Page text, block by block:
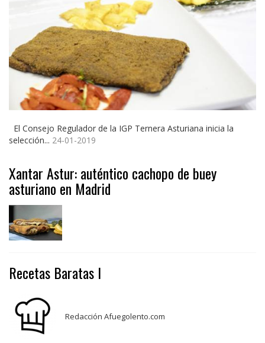
El Consejo Regulador de la IGP Ternera Asturiana inicia la
selección... 24-01-2019
Xantar Astur: auténtico cachopo de buey
asturiano en Madrid
Recetas Baratas I
Redacción Afuegolento.com